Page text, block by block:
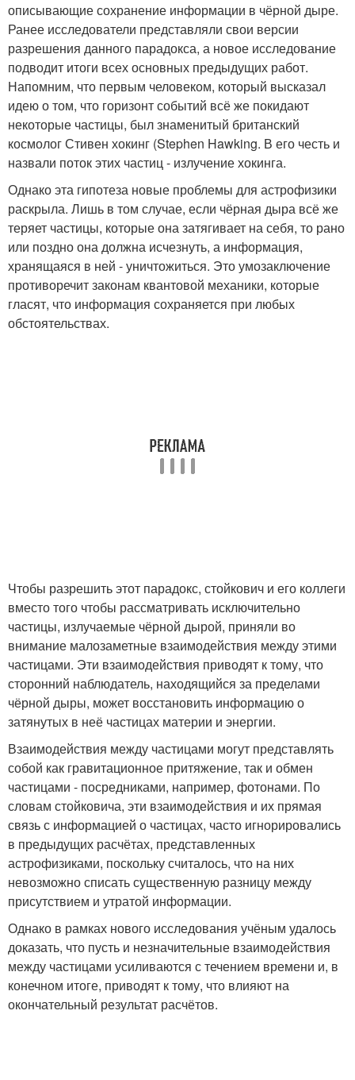
описывающие сохранение информации в чёрной дыре.
Ранее исследователи представляли свои версии
разрешения данного парадокса, а новое исследование
подводит итоги всех основных предыдущих работ.
Напомним, что первым человеком, который высказал
идею о том, что горизонт событий всё же покидают
некоторые частицы, был знаменитый британский
космолог Стивен хокинг (Stephen Hawking. В его честь и
назвали поток этих частиц - излучение хокинга.
Однако эта гипотеза новые проблемы для астрофизики
раскрыла. Лишь в том случае, если чёрная дыра всё же
теряет частицы, которые она затягивает на себя, то рано
или поздно она должна исчезнуть, а информация,
хранящаяся в ней - уничтожиться. Это умозаключение
противоречит законам квантовой механики, которые
гласят, что информация сохраняется при любых
обстоятельствах.
Чтобы разрешить этот парадокс, стойкович и его коллеги
вместо того чтобы рассматривать исключительно
частицы, излучаемые чёрной дырой, приняли во
внимание малозаметные взаимодействия между этими
частицами. Эти взаимодействия приводят к тому, что
сторонний наблюдатель, находящийся за пределами
чёрной дыры, может восстановить информацию о
затянутых в неё частицах материи и энергии.
Взаимодействия между частицами могут представлять
собой как гравитационное притяжение, так и обмен
частицами - посредниками, например, фотонами. По
словам стойковича, эти взаимодействия и их прямая
связь с информацией о частицах, часто игнорировались
в предыдущих расчётах, представленных
астрофизиками, поскольку считалось, что на них
невозможно списать существенную разницу между
присутствием и утратой информации.
Однако в рамках нового исследования учёным удалось
доказать, что пусть и незначительные взаимодействия
между частицами усиливаются с течением времени и, в
конечном итоге, приводят к тому, что влияют на
окончательный результат расчётов.